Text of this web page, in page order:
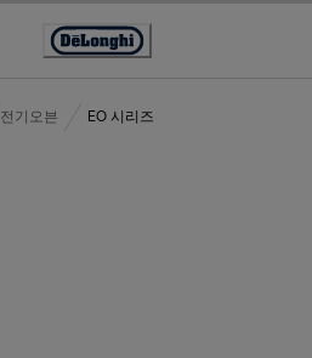
Accessibility
전기오븐 EO 시리즈